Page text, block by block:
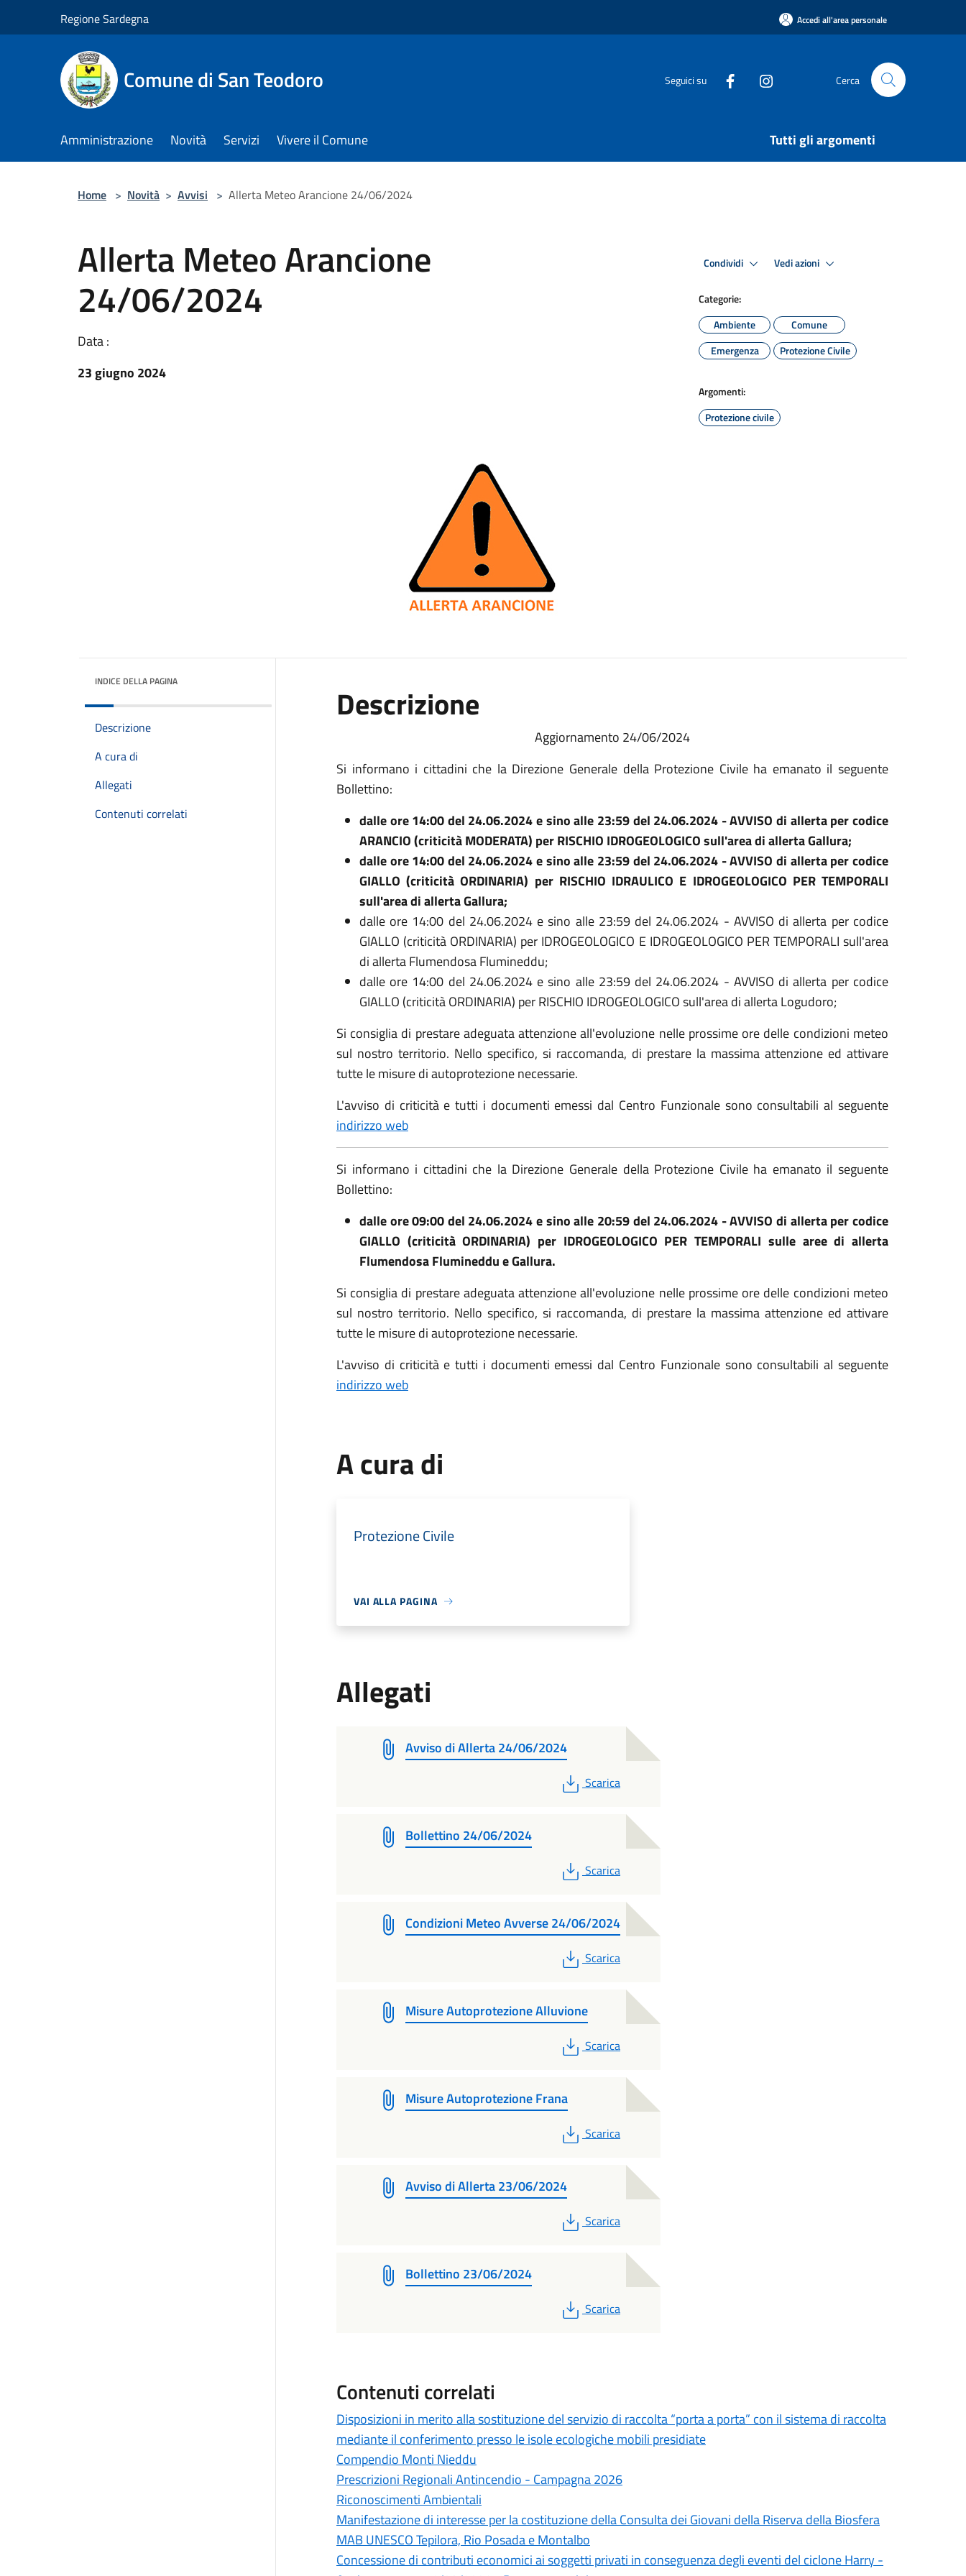
Regione Sardegna Accedi all'area personale
Comune di San Teodoro Seguici su Cerca
Amministrazione Novità Servizi Vivere il Comune Tutti gli argomenti
Home > Novità > Avvisi > Allerta Meteo Arancione 24/06/2024
Allerta Meteo Arancione
24/06/2024
Data :
23 giugno 2024
Condividi Vedi azioni
Categorie:
Ambiente
Comune
Emergenza
Protezione Civile
Argomenti:
Protezione civile
INDICE DELLA PAGINA
Descrizione
A cura di
Allegati
Contenuti correlati
Descrizione
Aggiornamento 24/06/2024
Si informano i cittadini che la Direzione Generale della Protezione Civile ha emanato il seguente
Bollettino:
dalle ore 14:00 del 24.06.2024 e sino alle 23:59 del 24.06.2024 - AVVISO di allerta per codice
ARANCIO (criticità MODERATA) per RISCHIO IDROGEOLOGICO sull'area di allerta Gallura;
dalle ore 14:00 del 24.06.2024 e sino alle 23:59 del 24.06.2024 - AVVISO di allerta per codice
GIALLO (criticità ORDINARIA) per RISCHIO IDRAULICO E IDROGEOLOGICO PER TEMPORALI
sull'area di allerta Gallura;
dalle ore 14:00 del 24.06.2024 e sino alle 23:59 del 24.06.2024 - AVVISO di allerta per codice
GIALLO (criticità ORDINARIA) per IDROGEOLOGICO E IDROGEOLOGICO PER TEMPORALI sull'area
di allerta Flumendosa Flumineddu;
dalle ore 14:00 del 24.06.2024 e sino alle 23:59 del 24.06.2024 - AVVISO di allerta per codice
GIALLO (criticità ORDINARIA) per RISCHIO IDROGEOLOGICO sull'area di allerta Logudoro;
Si consiglia di prestare adeguata attenzione all'evoluzione nelle prossime ore delle condizioni meteo
sul nostro territorio. Nello specifico, si raccomanda, di prestare la massima attenzione ed attivare
tutte le misure di autoprotezione necessarie.
L'avviso di criticità e tutti i documenti emessi dal Centro Funzionale sono consultabili al seguente
indirizzo web
Si informano i cittadini che la Direzione Generale della Protezione Civile ha emanato il seguente
Bollettino:
dalle ore 09:00 del 24.06.2024 e sino alle 20:59 del 24.06.2024 - AVVISO di allerta per codice
GIALLO (criticità ORDINARIA) per IDROGEOLOGICO PER TEMPORALI sulle aree di allerta
Flumendosa Flumineddu e Gallura.
Si consiglia di prestare adeguata attenzione all'evoluzione nelle prossime ore delle condizioni meteo
sul nostro territorio. Nello specifico, si raccomanda, di prestare la massima attenzione ed attivare
tutte le misure di autoprotezione necessarie.
L'avviso di criticità e tutti i documenti emessi dal Centro Funzionale sono consultabili al seguente
indirizzo web
A cura di
Protezione Civile
VAI ALLA PAGINA
Allegati
Avviso di Allerta 24/06/2024
PDF
Scarica
Bollettino 24/06/2024
PDF
Scarica
Condizioni Meteo Avverse 24/06/2024
PDF
Scarica
Misure Autoprotezione Alluvione
PDF
Scarica
Misure Autoprotezione Frana
PDF
Scarica
Avviso di Allerta 23/06/2024
PDF
Scarica
Bollettino 23/06/2024
PDF
Scarica
Contenuti correlati
Disposizioni in merito alla sostituzione del servizio di raccolta “porta a porta” con il sistema di raccolta
mediante il conferimento presso le isole ecologiche mobili presidiate
Compendio Monti Nieddu
Prescrizioni Regionali Antincendio - Campagna 2026
Riconoscimenti Ambientali
Manifestazione di interesse per la costituzione della Consulta dei Giovani della Riserva della Biosfera
MAB UNESCO Tepilora, Rio Posada e Montalbo
Concessione di contributi economici ai soggetti privati in conseguenza degli eventi del ciclone Harry -